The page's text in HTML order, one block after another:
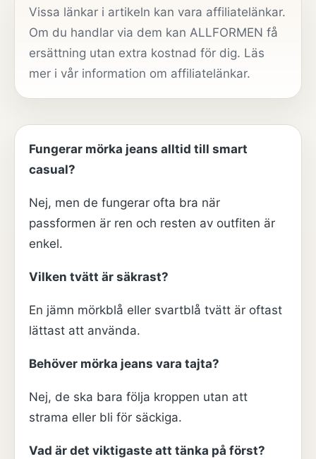
Vissa länkar i artikeln kan vara affiliatelänkar.
Om du handlar via dem kan ALLFORMEN få
ersättning utan extra kostnad för dig. Läs
mer i vår information om affiliatelänkar.
Fungerar mörka jeans alltid till smart
casual?
Nej, men de fungerar ofta bra när
passformen är ren och resten av outfiten är
enkel.
Vilken tvätt är säkrast?
En jämn mörkblå eller svartblå tvätt är oftast
lättast att använda.
Behöver mörka jeans vara tajta?
Nej, de ska bara följa kroppen utan att
strama eller bli för säckiga.
Vad är det viktigaste att tänka på först?